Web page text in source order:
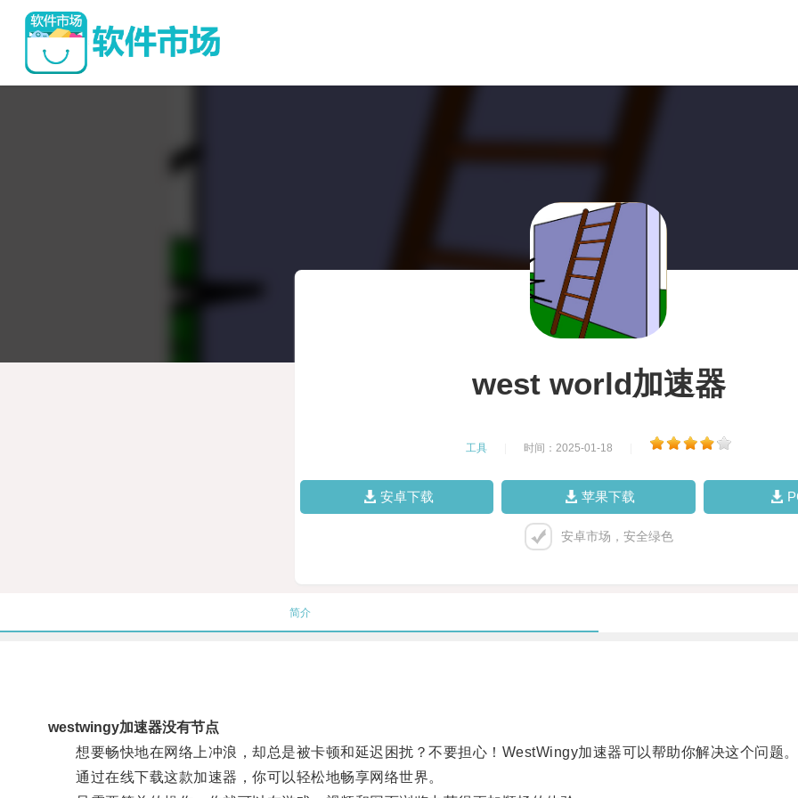
west world加速器
工具 时间：2025-01-18
安卓下载 苹果下载
安卓市场，安全绿色
简介
westwingy加速器没有节点
想要畅快地在网络上冲浪，却总是被卡顿和延迟困扰？不要担心！WestWingy加速器可以帮助你解决这个问题。
通过在线下载这款加速器，你可以轻松地畅享网络世界。